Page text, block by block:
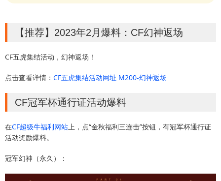
【推荐】2023年2月爆料：CF幻神返场
CF五虎集结活动，幻神返场！
点击查看详情： CF五虎集结活动网址 M200-幻神返场
CF冠军杯通行证活动爆料
在CF超级牛福利网站上，点“金秋福利三连击”按钮，有冠军杯通行证
活动奖励爆料。
冠军幻神（永久）：